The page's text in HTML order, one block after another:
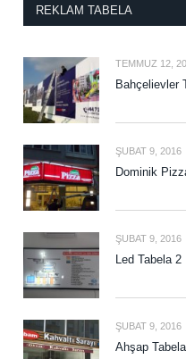
REKLAM TABELA
TEMMUZ 12,
Bahçelievler
ŞUBAT 9, 2016
Dominik
ŞUBAT 9, 2016
Led Tabela 2
ŞUBAT 9, 2016
Ahşap